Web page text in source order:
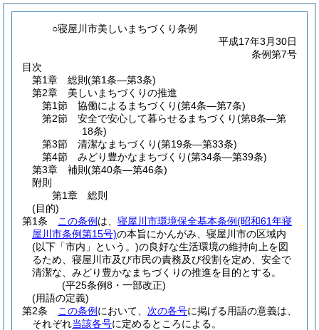
○寝屋川市美しいまちづくり条例
平成17年3月30日
条例第7号
目次
第1章
総則 (第1条―第3条)
第2章
美しいまちづくりの推進
第1節
協働によるまちづくり(第4条―第7条)
第2節
安全で安心して暮らせるまちづくり(第8条―第
18条)
第3節
清潔なまちづくり(第19条―第33条)
第4節
みどり豊かなまちづくり(第34条―第39条)
第3章
補則 (第40条―第46条)
附則
第1章
総則
(目的)
第1条
この条例 は、 寝屋川市環境保全基本条例(昭和61年寝
屋川市条例第15号)の本旨にかんがみ、寝屋川市の区域内
(以下「市内」という。)の良好な生活環境の維持向上を図
るため、寝屋川市及び市民の責務及び役割を定め、安全で
清潔な、みどり豊かなまちづくりの推進を目的とする。
(平25条例8・一部改正)
(用語の定義)
第2条
この条例 において、 次の各号に掲げる用語の意義は、
それぞれ当該各号に定めるところによる。